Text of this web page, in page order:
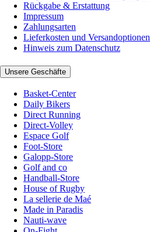
Rückgabe & Erstattung
Impressum
Zahlungsarten
Lieferkosten und Versandoptionen
Hinweis zum Datenschutz
Unsere Geschäfte
Basket-Center
Daily Bikers
Direct Running
Direct-Volley
Espace Golf
Foot-Store
Galopp-Store
Golf and co
Handball-Store
House of Rugby
La sellerie de Maé
Made in Paradis
Nauti-wave